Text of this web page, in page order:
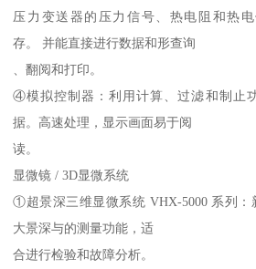
压力变送器的压力信号、热电阻和热
存。 并能直接进行数据和形查询
、翻阅和打印。
④模拟控制器：利用计算、过滤和制止
据。高速处理，显示画面易于阅
读。
显微镜 / 3D显微系统
①超景深三维显微系统 VHX-5000 系列：
大景深与的测量功能，适
合进行检验和故障分析。